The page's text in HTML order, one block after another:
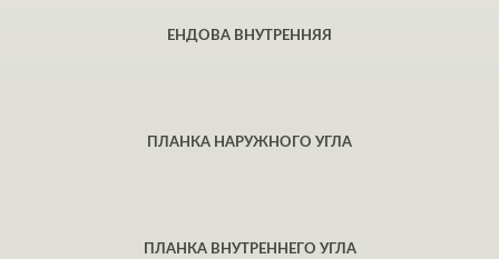
ЕНДОВА ВНУТРЕННЯЯ
ПЛАНКА НАРУЖНОГО УГЛА
ПЛАНКА ВНУТРЕННЕГО УГЛА